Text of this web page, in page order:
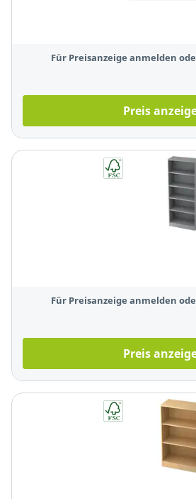
Für Preisanzeige anmelden
Preis
Für Preisanzeige anmelden
Preis